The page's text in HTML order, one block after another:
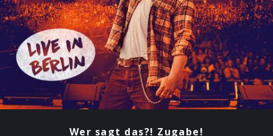
Wer sagt das?! Zugabe!